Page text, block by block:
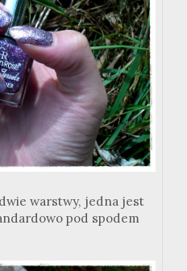
warstwy, jedna jest
pod spodem